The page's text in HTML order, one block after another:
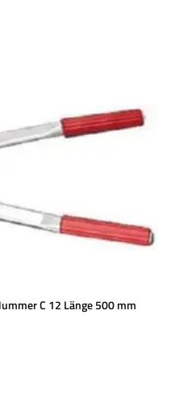
C 12 Länge 500 mm